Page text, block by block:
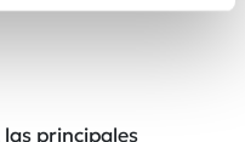
las principales